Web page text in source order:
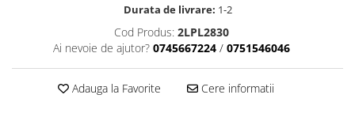
Durata de livrare: 1-2
Cod Produs: 2LPL2830
Ai nevoie de ajutor? 0745667224 / 0751546046
Adauga la Favorite Cere informatii